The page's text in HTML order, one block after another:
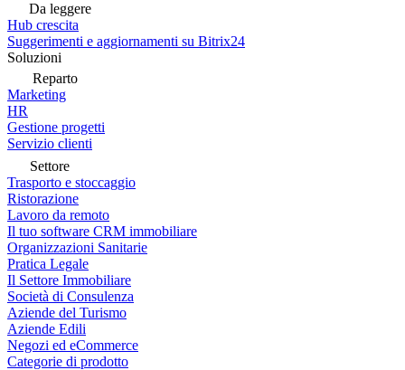
Da leggere
Hub crescita
Suggerimenti e aggiornamenti su Bitrix24
Soluzioni
Reparto
Marketing
HR
Gestione progetti
Servizio clienti
Settore
Trasporto e stoccaggio
Ristorazione
Lavoro da remoto
Il tuo software CRM immobiliare
Organizzazioni Sanitarie
Pratica Legale
Il Settore Immobiliare
Società di Consulenza
Aziende del Turismo
Aziende Edili
Negozi ed eCommerce
Categorie di prodotto